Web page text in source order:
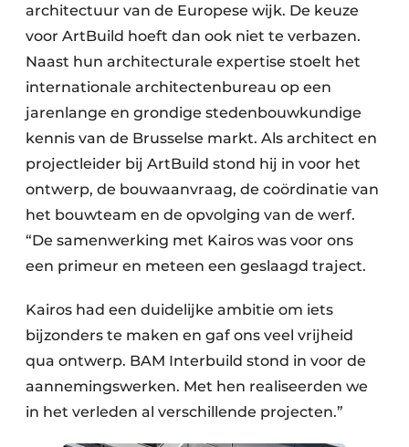
architectuur van de Europese wijk. De keuze
voor ArtBuild hoeft dan ook niet te verbazen.
Naast hun architecturale expertise stoelt het
internationale architectenbureau op een
jarenlange en grondige stedenbouwkundige
kennis van de Brusselse markt. Als architect en
projectleider bij ArtBuild stond hij in voor het
ontwerp, de bouwaanvraag, de coördinatie van
het bouwteam en de opvolging van de werf.
“De samenwerking met Kairos was voor ons
een primeur en meteen een geslaagd traject.
Kairos had een duidelijke ambitie om iets
bijzonders te maken en gaf ons veel vrijheid
qua ontwerp. BAM Interbuild stond in voor de
aannemingswerken. Met hen realiseerden we
in het verleden al verschillende projecten.”